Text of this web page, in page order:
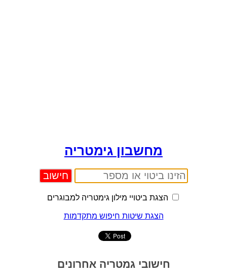
מחשבון גימטריה
הצגת ביטויי מילון גימטריה למבוגרים
הצגת שיטות חיפוש מתקדמות
חישובי גמטריה אחרונים